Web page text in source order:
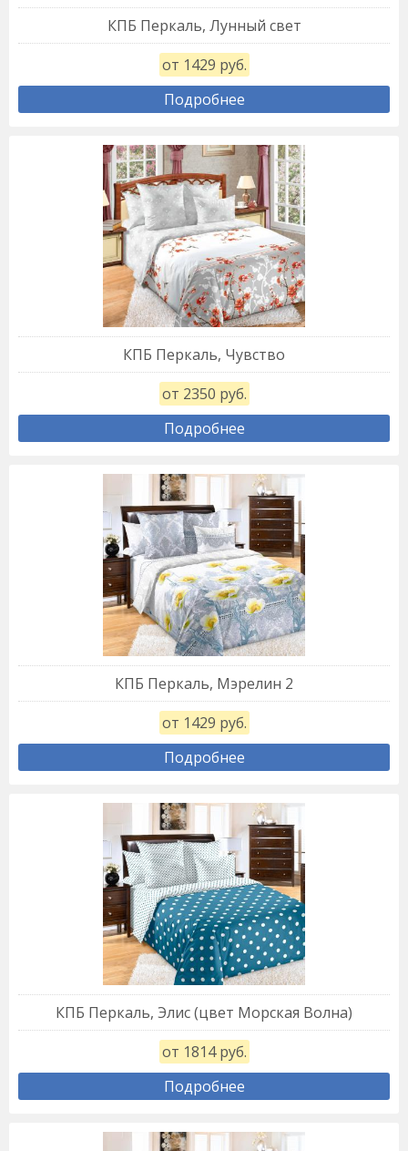
КПБ Перкаль, Лунный свет
от 1429 руб.
Подробнее
КПБ Перкаль, Чувство
от 2350 руб.
Подробнее
КПБ Перкаль, Мэрелин 2
от 1429 руб.
Подробнее
КПБ Перкаль, Элис (цвет Морская Волна)
от 1814 руб.
Подробнее